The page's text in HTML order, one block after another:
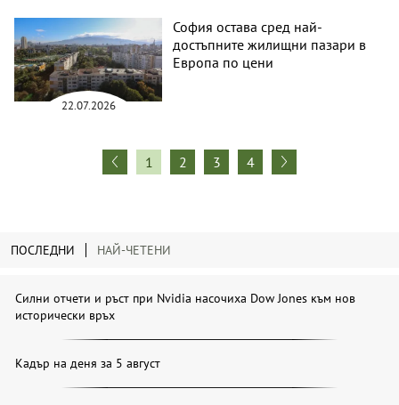
22.07.2026
София остава сред най-
достъпните жилищни пазари в
Европа по цени
1 2 3 4
ПОСЛЕДНИ НАЙ-ЧЕТЕНИ
Силни отчети и ръст при Nvidia насочиха Dow Jones към нов
исторически връх
Кадър на деня за 5 август